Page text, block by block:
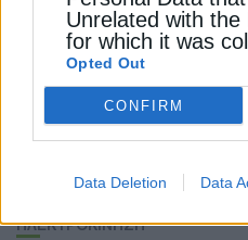
Unrelated with the
for which it was
Opted Out
CONFIRM
Data Deletion Data
ΗΛΕΚΤΡΟΚΙΝΗΣΗ